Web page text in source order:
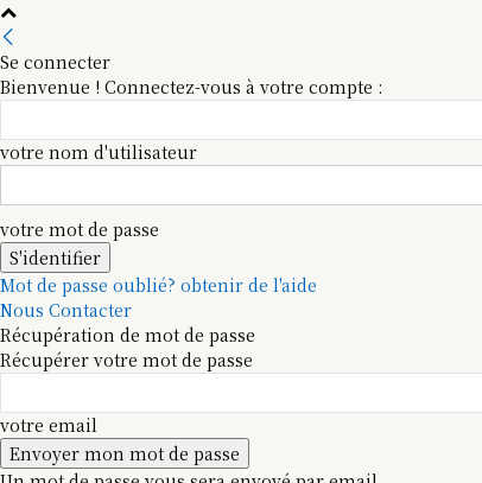
Se connecter
Bienvenue ! Connectez-vous à votre compte :
votre nom d'utilisateur
votre mot de passe
Mot de passe oublié? obtenir de l'aide
Nous Contacter
Récupération de mot de passe
Récupérer votre mot de passe
votre email